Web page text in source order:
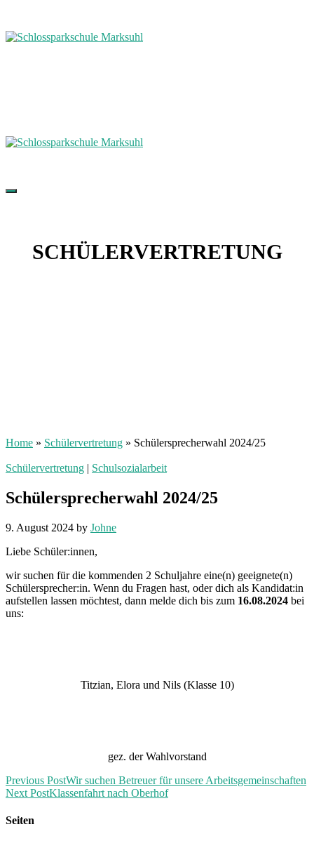
SCHÜLERVERTRETUNG
Home » Schülervertretung » Schülersprecherwahl 2024/25
Schülervertretung | Schulsozialarbeit
Schülersprecherwahl 2024/25
9. August 2024 by Johne
Liebe Schüler:innen,
wir suchen für die kommenden 2 Schuljahre eine(n) geeignete(n)
Schülersprecher:in. Wenn du Fragen hast, oder dich als Kandidat:in
aufstellen lassen möchtest, dann melde dich bis zum 16.08.2024 bei
uns:
Titzian, Elora und Nils (Klasse 10)
gez. der Wahlvorstand
Previous PostWir suchen Betreuer für unsere Arbeitsgemeinschaften
Next PostKlassenfahrt nach Oberhof
Seiten